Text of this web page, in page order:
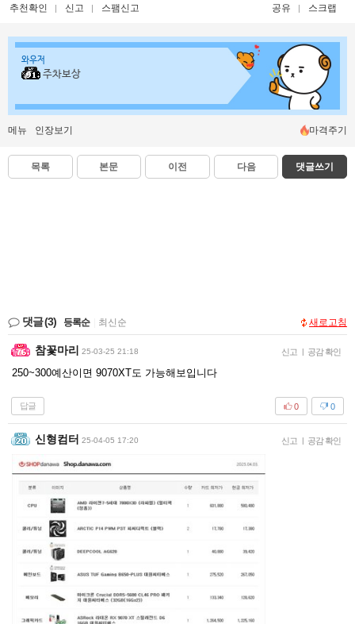
추천확인 신고 스팸신고 공유 스크랩
와우저
주차보상
메뉴 인장보기 마격주기
목록 본문 이전 다음 댓글쓰기
댓글(3) 등록순 최신순 새로고침
참꽃마리 25-03-25 21:18 신고 | 공감 확인
250~300예산이면 9070XT도 가능해보입니다
답글 0
0
신형컴터 25-04-05 17:20 신고 | 공감 확인